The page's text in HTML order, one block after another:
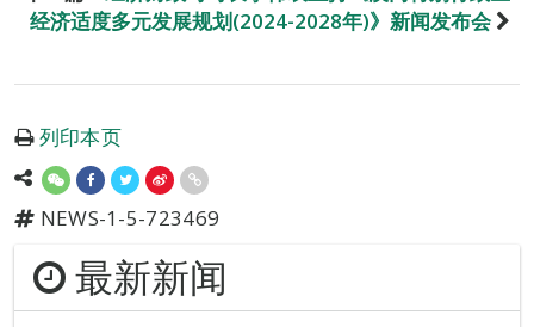
经济适度多元发展规划(2024-2028年)》新闻发布会
列印本页
NEWS-1-5-723469
最新新闻